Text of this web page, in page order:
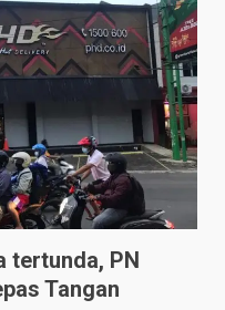
tertunda, PN
Tangan